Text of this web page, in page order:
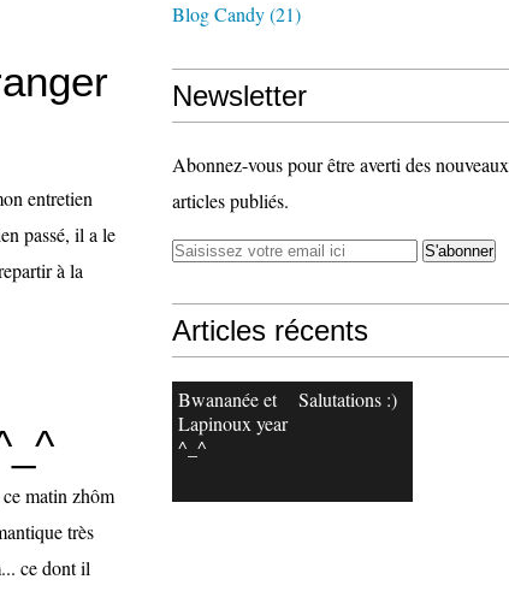
entretien
passé, il a le
à la
matin zhôm
très
ce dont il
Blog Candy(21)
Newsletter
Abonnez-vous pour être averti des nouveaux
articles publiés.
Articles récents
Bwananée et
Lapinoux year
^_^
Salutations :)